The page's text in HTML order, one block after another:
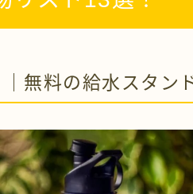
無料の給水スタン